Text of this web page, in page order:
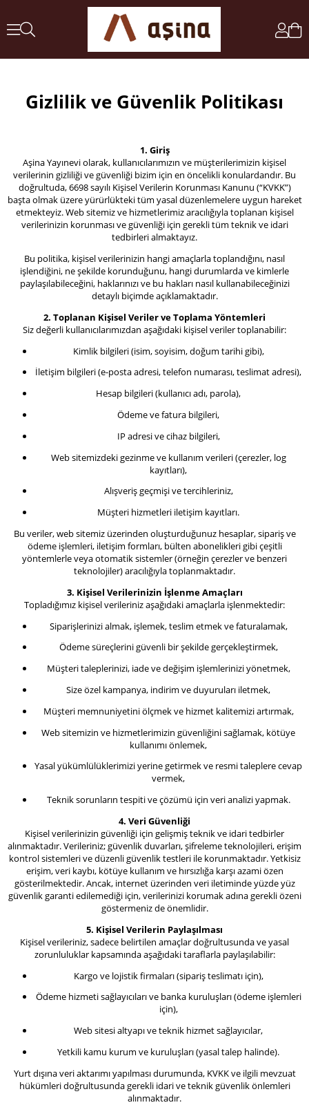
Gizlilik ve Güvenlik Politikası
1. Giriş
Aşina Yayınevi olarak, kullanıcılarımızın ve müşterilerimizin kişisel
verilerinin gizliliği ve güvenliği bizim için en öncelikli konulardandır. Bu
doğrultuda, 6698 sayılı Kişisel Verilerin Korunması Kanunu (“KVKK”)
başta olmak üzere yürürlükteki tüm yasal düzenlemelere uygun hareket
etmekteyiz. Web sitemiz ve hizmetlerimiz aracılığıyla toplanan kişisel
verilerinizin korunması ve güvenliği için gerekli tüm teknik ve idari
tedbirleri almaktayız.
Bu politika, kişisel verilerinizin hangi amaçlarla toplandığını, nasıl
işlendiğini, ne şekilde korunduğunu, hangi durumlarda ve kimlerle
paylaşılabileceğini, haklarınızı ve bu hakları nasıl kullanabileceğinizi
detaylı biçimde açıklamaktadır.
2. Toplanan Kişisel Veriler ve Toplama Yöntemleri
Siz değerli kullanıcılarımızdan aşağıdaki kişisel veriler toplanabilir:
Kimlik bilgileri (isim, soyisim, doğum tarihi gibi),
İletişim bilgileri (e-posta adresi, telefon numarası, teslimat adresi),
Hesap bilgileri (kullanıcı adı, parola),
Ödeme ve fatura bilgileri,
IP adresi ve cihaz bilgileri,
Web sitemizdeki gezinme ve kullanım verileri (çerezler, log
kayıtları),
Alışveriş geçmişi ve tercihleriniz,
Müşteri hizmetleri iletişim kayıtları.
Bu veriler, web sitemiz üzerinden oluşturduğunuz hesaplar, sipariş ve
ödeme işlemleri, iletişim formları, bülten abonelikleri gibi çeşitli
yöntemlerle veya otomatik sistemler (örneğin çerezler ve benzeri
teknolojiler) aracılığıyla toplanmaktadır.
3. Kişisel Verilerinizin İşlenme Amaçları
Topladığımız kişisel verileriniz aşağıdaki amaçlarla işlenmektedir:
Siparişlerinizi almak, işlemek, teslim etmek ve faturalamak,
Ödeme süreçlerini güvenli bir şekilde gerçekleştirmek,
Müşteri taleplerinizi, iade ve değişim işlemlerinizi yönetmek,
Size özel kampanya, indirim ve duyuruları iletmek,
Müşteri memnuniyetini ölçmek ve hizmet kalitemizi artırmak,
Web sitemizin ve hizmetlerimizin güvenliğini sağlamak, kötüye
kullanımı önlemek,
Yasal yükümlülüklerimizi yerine getirmek ve resmi taleplere cevap
vermek,
Teknik sorunların tespiti ve çözümü için veri analizi yapmak.
4. Veri Güvenliği
Kişisel verilerinizin güvenliği için gelişmiş teknik ve idari tedbirler
alınmaktadır. Verileriniz; güvenlik duvarları, şifreleme teknolojileri, erişim
kontrol sistemleri ve düzenli güvenlik testleri ile korunmaktadır. Yetkisiz
erişim, veri kaybı, kötüye kullanım ve hırsızlığa karşı azami özen
gösterilmektedir. Ancak, internet üzerinden veri iletiminde yüzde yüz
güvenlik garanti edilemediği için, verilerinizi korumak adına gerekli özeni
göstermeniz de önemlidir.
5. Kişisel Verilerin Paylaşılması
Kişisel verileriniz, sadece belirtilen amaçlar doğrultusunda ve yasal
zorunluluklar kapsamında aşağıdaki taraflarla paylaşılabilir:
Kargo ve lojistik firmaları (sipariş teslimatı için),
Ödeme hizmeti sağlayıcıları ve banka kuruluşları (ödeme işlemleri
için),
Web sitesi altyapı ve teknik hizmet sağlayıcılar,
Yetkili kamu kurum ve kuruluşları (yasal talep halinde).
Yurt dışına veri aktarımı yapılması durumunda, KVKK ve ilgili mevzuat
hükümleri doğrultusunda gerekli idari ve teknik güvenlik önlemleri
alınmaktadır.